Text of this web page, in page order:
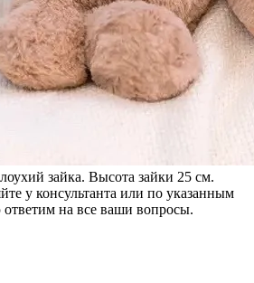
зайка. Высота зайки 25 см.
у консультанта или по указанным
на все ваши вопросы.